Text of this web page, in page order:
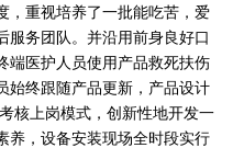
，重视培养了一批能吃苦，爱
服务团队。并沿用前身良好口
端医护人员使用产品救死扶伤
始终跟随产品更新，产品设计
核上岗模式，创新性地开发一
养，设备安装现场全时段实行